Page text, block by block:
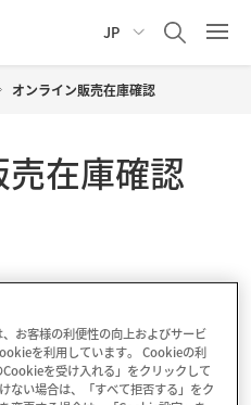
JP
オンライン販売在庫確認
在庫確認
お客様の利便性の向上およびサービ
を利用しています。 Cookieの利
を受け入れる」をクリックして
ない場合は、「すべて拒否する」をク